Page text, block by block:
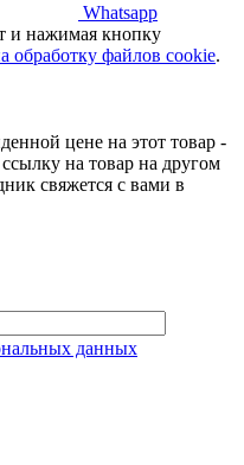
Whatsapp
и нажимая кнопку
обработку файлов cookie.
цене на этот товар -
на товар на другом
свяжется с вами в
данных